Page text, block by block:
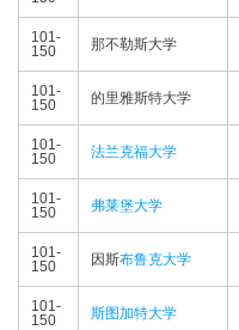
101-
150
那不勒斯大学
101-
150
的里雅斯特大学
101-
150
法兰克福大学
101-
150
弗莱堡大学
101-
150
因斯布鲁克大学
101-
150
斯图加特大学